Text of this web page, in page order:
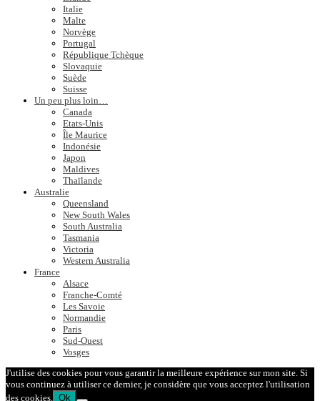
Italie
Malte
Norvège
Portugal
République Tchèque
Slovaquie
Suède
Suisse
Un peu plus loin…
Canada
Etats-Unis
Île Maurice
Indonésie
Japon
Maldives
Thaïlande
Australie
Queensland
New South Wales
South Australia
Tasmania
Victoria
Western Australia
France
Alsace
Franche-Comté
Les Savoie
Normandie
Paris
Sud-Ouest
Vosges
J'utilise des cookies pour vous garantir la meilleure expérience sur mon site. Si
vous continuez à utiliser ce dernier, je considère que vous acceptez l'utilisation
des cookies. Ok